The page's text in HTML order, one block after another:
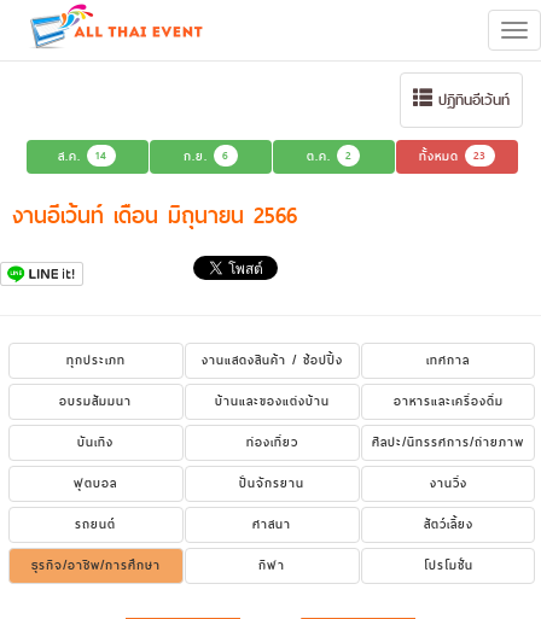
ปฏิทินอีเว้นท์
ส.ค. 14 ก.ย. 6 ต.ค. 2 ทั้งหมด 23
งานอีเว้นท์ เดือน มิถุนายน 2566
ทุกประเภท งานแสดงสินค้า / ช้อปปิ้ง
เทศกาล
อบรมสัมมนา
บ้านและของแต่งบ้าน
อาหารและเครื่องดื่ม
บันเทิง
ท่องเที่ยว
ศิลปะ/นิทรรศการ/ถ่ายภาพ
ฟุตบอล
ปั่นจักรยาน
งานวิ่ง
รถยนต์
ศาสนา
สัตว์เลี้ยง
ธุรกิจ/อาชีพ/การศึกษา
กีฬา โปรโมชั่น